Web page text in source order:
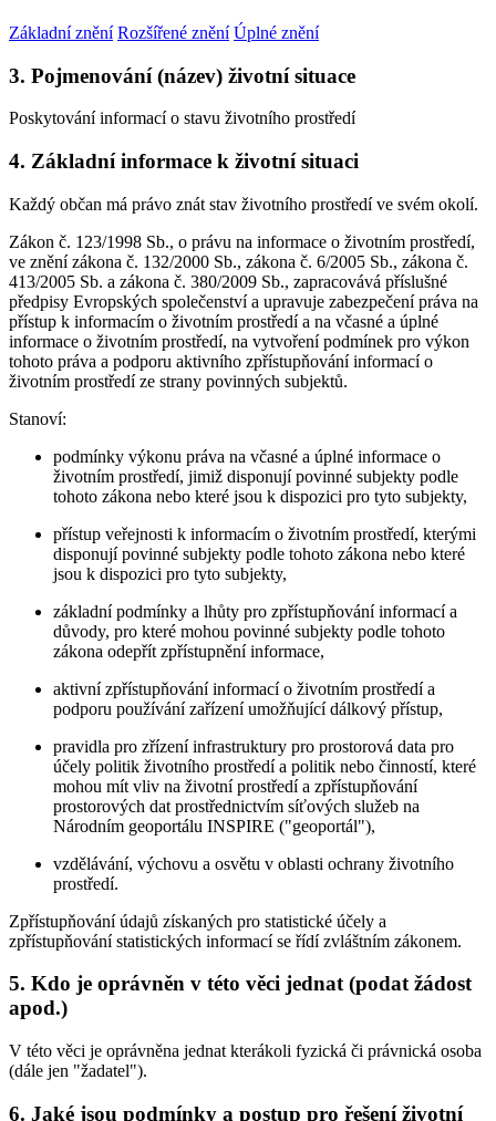
Základní znění Rozšířené znění Úplné znění
3. Pojmenování (název) životní situace
Poskytování informací o stavu životního prostředí
4. Základní informace k životní situaci
Každý občan má právo znát stav životního prostředí ve svém okolí.
Zákon č. 123/1998 Sb., o právu na informace o životním prostředí,
ve znění zákona č. 132/2000 Sb., zákona č. 6/2005 Sb., zákona č.
413/2005 Sb. a zákona č. 380/2009 Sb., zapracovává příslušné
předpisy Evropských společenství a upravuje zabezpečení práva na
přístup k informacím o životním prostředí a na včasné a úplné
informace o životním prostředí, na vytvoření podmínek pro výkon
tohoto práva a podporu aktivního zpřístupňování informací o
životním prostředí ze strany povinných subjektů.
Stanoví:
podmínky výkonu práva na včasné a úplné informace o
životním prostředí, jimiž disponují povinné subjekty podle
tohoto zákona nebo které jsou k dispozici pro tyto subjekty,
přístup veřejnosti k informacím o životním prostředí, kterými
disponují povinné subjekty podle tohoto zákona nebo které
jsou k dispozici pro tyto subjekty,
základní podmínky a lhůty pro zpřístupňování informací a
důvody, pro které mohou povinné subjekty podle tohoto
zákona odepřít zpřístupnění informace,
aktivní zpřístupňování informací o životním prostředí a
podporu používání zařízení umožňující dálkový přístup,
pravidla pro zřízení infrastruktury pro prostorová data pro
účely politik životního prostředí a politik nebo činností, které
mohou mít vliv na životní prostředí a zpřístupňování
prostorových dat prostřednictvím síťových služeb na
Národním geoportálu INSPIRE ("geoportál"),
vzdělávání, výchovu a osvětu v oblasti ochrany životního
prostředí.
Zpřístupňování údajů získaných pro statistické účely a
zpřístupňování statistických informací se řídí zvláštním zákonem.
5. Kdo je oprávněn v této věci jednat (podat žádost
apod.)
V této věci je oprávněna jednat kterákoli fyzická či právnická osoba
(dále jen "žadatel").
6. Jaké jsou podmínky a postup pro řešení životní